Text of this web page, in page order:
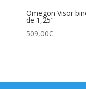
Omegon Visor
de 1,25″
509,00€